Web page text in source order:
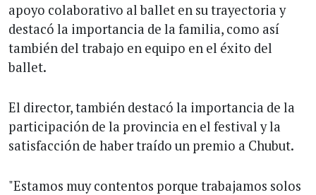
apoyo colaborativo al ballet en su trayectoria y
destacó la importancia de la familia, como así
también del trabajo en equipo en el éxito del
ballet.
El director, también destacó la importancia de la
participación de la provincia en el festival y la
satisfacción de haber traído un premio a Chubut.
"Estamos muy contentos porque trabajamos solos